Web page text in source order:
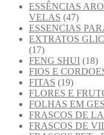
ESSÊNCIAS
VELAS (47)
ESSENCIAS
EXTRATOS
(17)
FENG SHUI (18)
FIOS E
FITAS (19)
FLORES E
FOLHAS EM
FRASCOS DE
FRASCOS DE